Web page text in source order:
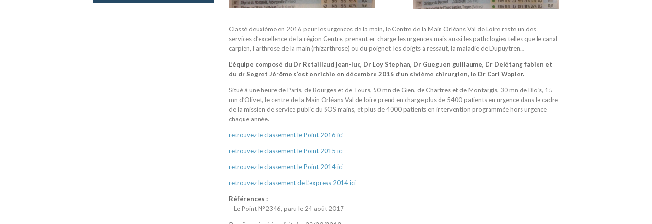
Classé deuxième en 2016 pour les urgences de la main, le Centre de la Main Orléans Val de Loire reste un des
services d’excellence de la région Centre, prenant en charge les urgences mais aussi les pathologies telles que le canal
carpien, l’arthrose de la main (rhizarthrose) ou du poignet, les doigts à ressaut, la maladie de Dupuytren…
L’équipe composé du Dr Retaillaud jean-luc, Dr Loy Stephan, Dr Gueguen guillaume, Dr Delétang fabien et
du dr Segret Jérôme s’est enrichie en décembre 2016 d’un sixième chirurgien, le Dr Carl Wapler.
Situé à une heure de Paris, de Bourges et de Tours, 50 mn de Gien, de Chartres et de Montargis, 30 mn de Blois, 15
mn d’Olivet, le centre de la Main Orléans Val de loire prend en charge plus de 5400 patients en urgence dans le cadre
de la mission de service public du SOS mains, et plus de 4000 patients en intervention programmée hors urgence
chaque année.
retrouvez le classement le Point 2016 ici
retrouvez le classement le Point 2015 ici
retrouvez le classement le Point 2014 ici
retrouvez le classement de L’express 2014 ici
Références :
– Le Point N°2346, paru le 24 août 2017